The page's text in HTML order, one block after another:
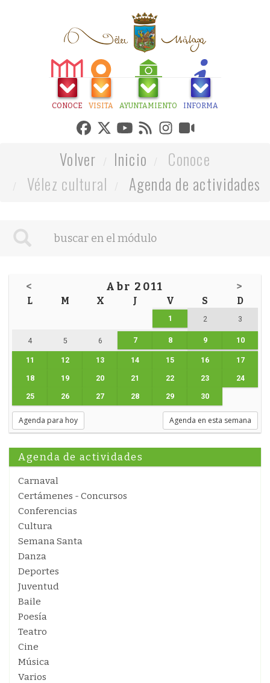
CONOCE VISITA AYUNTAMIENTO INFORMA
Volver Inicio
Conoce
Vélez cultural
Agenda de actividades
< Abr 2011 >
L M X J V S D
1 2 3
4 5 6 7 8 9 10
11 12 13 14 15 16 17
18 19 20 21 22 23 24
25 26 27 28 29 30
Agenda para hoy Agenda en esta semana
Agenda de actividades
Carnaval
Certámenes - Concursos
Conferencias
Cultura
Semana Santa
Danza
Deportes
Juventud
Baile
Poesía
Teatro
Cine
Música
Varios